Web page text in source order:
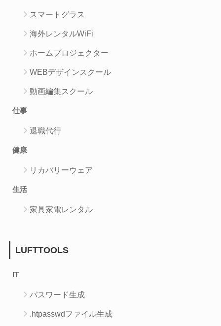
スマートグラス
海外レンタルWiFi
ホームプロジェクター
WEBデザインスクール
動画編集スクール
仕事
退職代行
健康
リカバリーウェア
生活
家具家電レンタル
LUFTTOOLS
IT
パスワード生成
.htpasswdファイル生成